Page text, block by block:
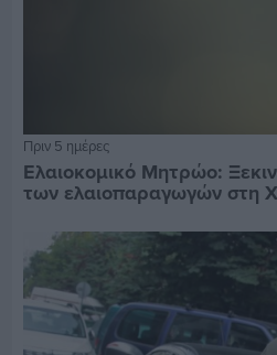
Πριν 5 ημέρες
Ελαιοκομικό Μητρώο:
των ελαιοπαραγωγών στη